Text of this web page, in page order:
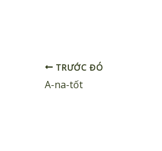
TRƯỚC ĐÓ
A-na-tốt